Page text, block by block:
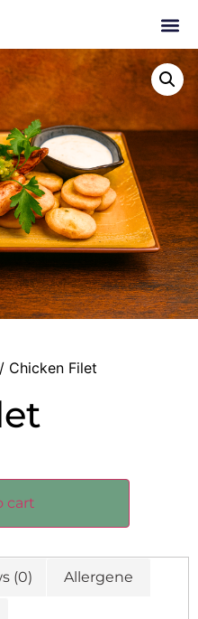
/ Chicken Filet
cart
(0) Allergene